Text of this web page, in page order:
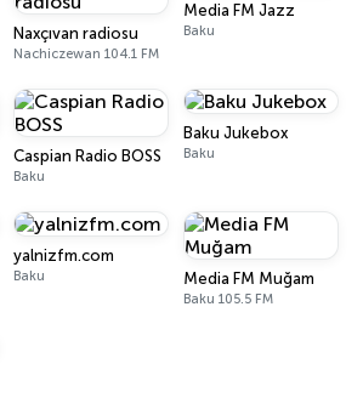
Naxçıvan radiosu
Nachiczewan 104.1 FM
Media FM Jazz
Baku
Caspian Radio BOSS
Baku
Baku Jukebox
Baku
yalnizfm.com
Baku Media FM Muğam
Baku 105.5 FM